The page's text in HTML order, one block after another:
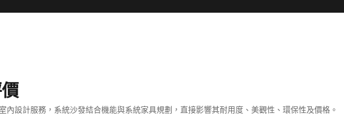
內設計服務，系統沙發結合機能與系統家具規劃，直接影響其耐用度、美觀性、環保性及價格。